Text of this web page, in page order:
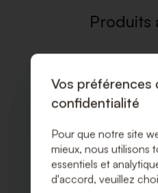
Produits
Vos préférences
confidentialité
Pour que notre site
mieux, nous utilisons
essentiels et
d'accord, veuillez